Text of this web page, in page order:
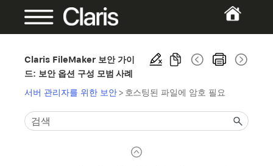
Claris FileMaker 보안 가이
드: 보안 옵션 구성 모범 사례
서버 관리자를 위한 보안 > 호스팅된 파일에 암호 필요